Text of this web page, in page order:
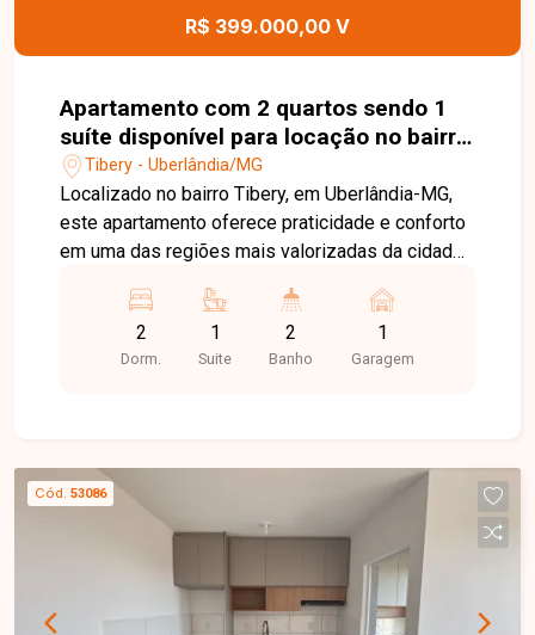
esta excelente oportunidade.
R$ 399.000,00 V
Apartamento com 2 quartos sendo 1
suíte disponível para locação no bairro
Tibery em Uberlândia-MG
Tibery - Uberlândia/MG
Localizado no bairro Tibery, em Uberlândia-MG,
este apartamento oferece praticidade e conforto
em uma das regiões mais valorizadas da cidade.
avenidas, ampla variedade de comércios,
supermercados, farmácias, restaurantes, além de
estar próximo a instituições de ensino e diversos
vista livre, 2 quartos, sendo 1 suíte, banheiros
com armário, espelho e box em blindex, cozinha
em estilo americana revestida com armários
planejados e balcão para refeições, área de
serviço integrada e 1 vaga de garagem. Não
perca a oportunidade de morar em um imóvel que
2
Dorm.
1
Suite
2
Banho
1
Garagem
Cód. 53086